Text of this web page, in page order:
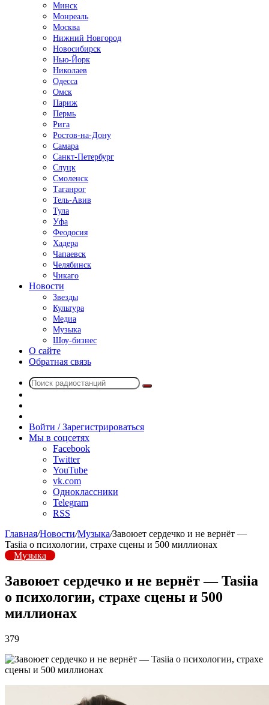
Минск
Монреаль
Москва
Нижний Новгород
Новосибирск
Нью-Йорк
Николаев
Одесса
Омск
Париж
Пермь
Рига
Ростов-на-Дону
Самара
Санкт-Петербург
Слуцк
Смоленск
Таганрог
Тель-Авив
Тула
Уфа
Феодосия
Хадера
Чапаевск
Челябинск
Чикаго
Новости
Звезды
Культура
Медиа
Музыка
Шоу-бизнес
О сайте
Обратная связь
Поиск
радио
Войти / Зарегистрироваться
Мы в соцсетях
Facebook
Twitter
YouTube
vk.com
Одноклассники
Telegram
RSS
Главная/Новости/Музыка/Завоюет сердечко и не вернёт —
Tasiia о психологии, страхе сцены и 500 миллионах
Музыка
Завоюет сердечко и не вернёт — Tasiia
о психологии, страхе сцены и 500
миллионах
379